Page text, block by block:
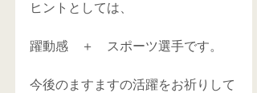
ヒントとしては、
躍動感　＋　スポーツ選手です。
今後のますますの活躍をお祈りして